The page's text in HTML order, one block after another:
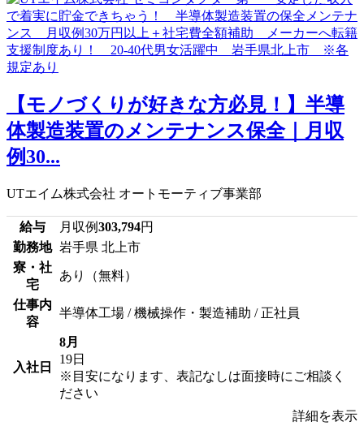
【モノづくりが好きな方必見！】半導
体製造装置のメンテナンス保全｜月収
例30...
UTエイム株式会社 オートモーティブ事業部
給与 月収例303,794円
勤務地 岩手県 北上市
寮・社
宅
あり（無料）
仕事内
容
半導体工場 / 機械操作・製造補助 / 正社員
入社日
8月
19日
※目安になります、表記なしは面接時にご相談く
ださい
詳細を表示